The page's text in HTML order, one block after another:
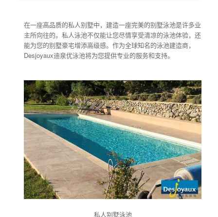
在一座高品质的私人别墅中，建造一座完美的别墅泳池是许多业
主所向往的。私人泳池不仅能让您尽情享受清凉的泳池体验，还
能为您的别墅豪宅增添高级感。作为全球知名的泳池建造商，
Desjoyaux迪泉优泳池将为您提供专业的服务和支持。
私人别墅泳池